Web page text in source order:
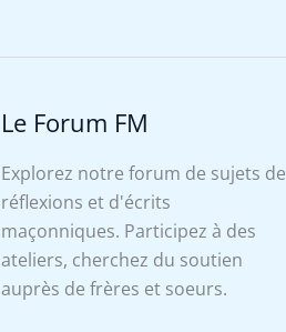
Le Forum FM
Explorez notre forum de sujets de
réflexions et d'écrits
maçonniques. Participez à des
ateliers, cherchez du soutien
auprès de frères et soeurs.